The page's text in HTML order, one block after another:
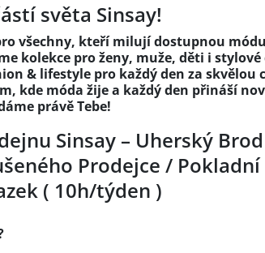
světa Sinsay!
všechny, kteří milují dostupnou
kolekce pro ženy, muže, děti i
& lifestyle pro každý den za skvělou
kde móda žije a každý den přináší
právě Tebe!
Sinsay – Uherský Brod
Prodejce / Pokladní
( 10h/týden )